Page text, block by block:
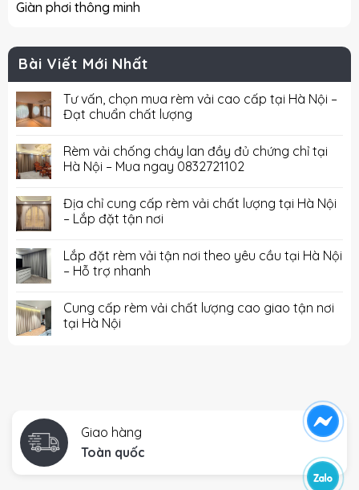
Giàn phơi thông minh
Bài Viết Mới Nhất
Tư vấn, chọn mua rèm vải cao cấp tại Hà Nội –
Đạt chuẩn chất lượng
Rèm vải chống cháy lan đầy đủ chứng chỉ tại
Hà Nội – Mua ngay 0832721102
Địa chỉ cung cấp rèm vải chất lượng tại Hà Nội
– Lắp đặt tận nơi
Lắp đặt rèm vải tận nơi theo yêu cầu tại Hà Nội
– Hỗ trợ nhanh
Cung cấp rèm vải chất lượng cao giao tận nơi
tại Hà Nội
Giao hàng
Toàn quốc